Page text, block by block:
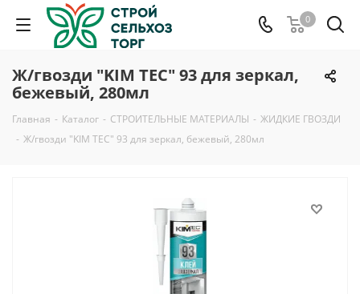
0
Ж/гвозди "KIM TEC" 93 для зеркал,
бежевый, 280мл
Главная - Каталог - СТРОИТЕЛЬНЫЕ МАТЕРИАЛЫ - ЖИДКИЕ ГВОЗДИ
- Ж/гвозди "KIM TEC" 93 для зеркал, бежевый, 280мл